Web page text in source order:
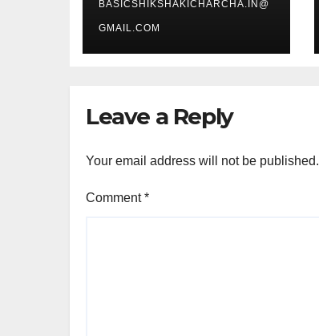
BASICSHIKSHAKICHARCHA.IN@
GMAIL.COM
Leave a Reply
Your email address will not be published.
Comment*